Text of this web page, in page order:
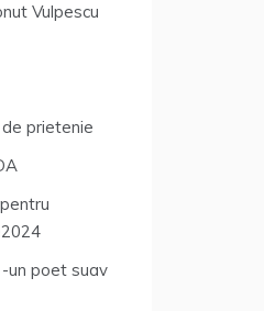
Vulpescu
prietenie
un poet suav